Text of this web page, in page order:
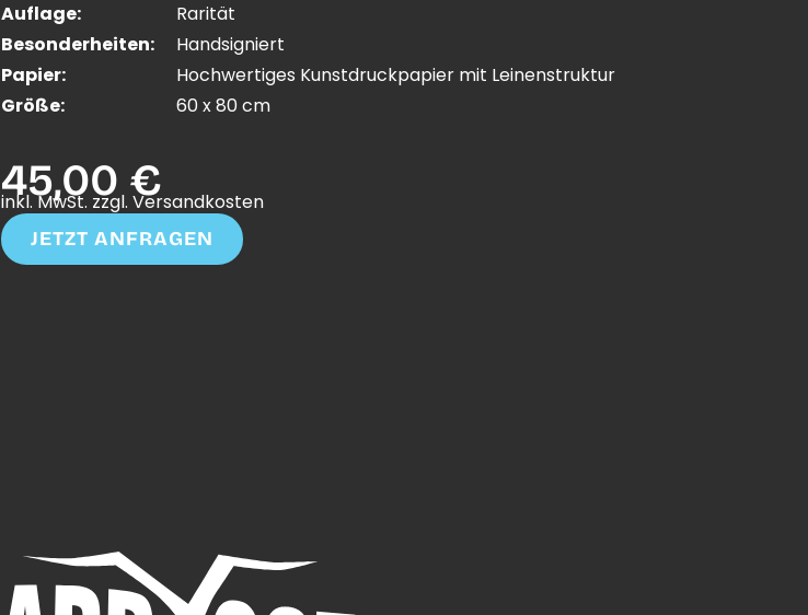
Auflage:
Rarität
Besonderheiten:
Handsigniert
Papier:
Hochwertiges Kunstdruckpapier mit Leinenstruktur
Größe:
60 x 80 cm
45,00 €
inkl. MwSt. zzgl. Versandkosten
JETZT ANFRAGEN